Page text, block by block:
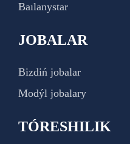
Baılanystar
JOBALAR
Bizdiń jobalar
Modýl jobalary
TÓRESHILIK